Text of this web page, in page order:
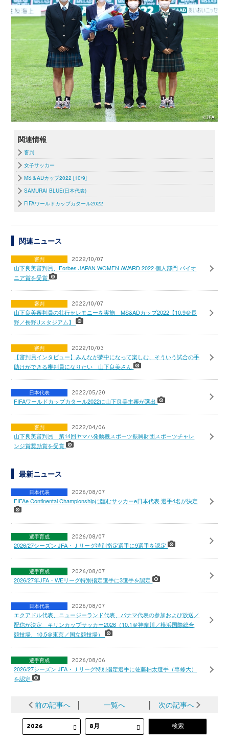
関連情報
審判
女子サッカー
MS＆ADカップ2022 [10/9]
SAMURAI BLUE(日本代表)
FIFAワールドカップカタール2022
関連ニュース
審判 2022/10/07
山下良美審判員、Forbes JAPAN WOMEN AWARD 2022 個人部門 パイオ
ニア賞を受賞
審判 2022/10/07
山下良美審判員の壮行セレモニーを実施 MS&ADカップ2022【10.9＠長
野／長野Uスタジアム】
審判 2022/10/03
【審判員インタビュー】みんなが夢中になって楽しむ、そういう試合の手
助けができる審判員になりたい 山下良美さん
日本代表 2022/05/20
FIFAワールドカップカタール2022に山下良美主審が選出
審判 2022/04/06
山下良美審判員 第14回ヤマハ発動機スポーツ振興財団スポーツチャレ
ンジ賞奨励賞を受賞
最新ニュース
日本代表 2026/08/07
FIFAe Continental Championshipに臨むサッカーe日本代表 選手4名が決定
選手育成 2026/08/07
2026/27シーズン JFA・Ｊリーグ特別指定選手に9選手を認定
選手育成 2026/08/07
2026/27年JFA・WEリーグ特別指定選手に3選手を認定
日本代表 2026/08/07
エクアドル代表、ニュージーランド代表、パナマ代表の参加および放送／
配信が決定 キリンカップサッカー2026（10.1＠神奈川／横浜国際総合
競技場、10.5＠東京／国立競技場）
選手育成 2026/08/06
2026/27シーズン JFA・Ｊリーグ特別指定選手に佐藤柚太選手（専修大）
を認定
前の記事へ │ 一覧へ │ 次の記事へ